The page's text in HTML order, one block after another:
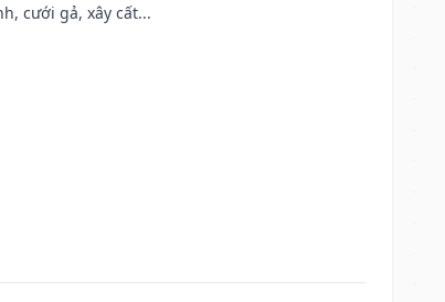
cưới gả, xây cất...